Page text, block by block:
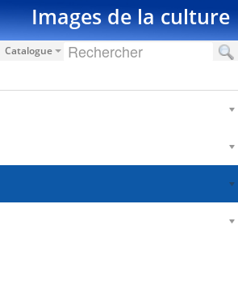
Images de la culture
Catalogue